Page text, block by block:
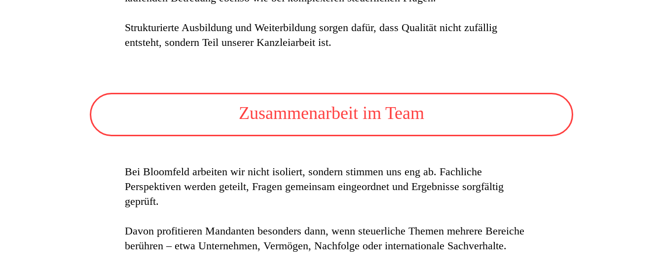
Strukturierte Ausbildung und Weiterbildung sorgen dafür, dass Qualität nicht zufällig
entsteht, sondern Teil unserer Kanzleiarbeit ist.
Zusammenarbeit im Team
Bei Bloomfeld arbeiten wir nicht isoliert, sondern stimmen uns eng ab. Fachliche
Perspektiven werden geteilt, Fragen gemeinsam eingeordnet und Ergebnisse sorgfältig
geprüft.
Davon profitieren Mandanten besonders dann, wenn steuerliche Themen mehrere Bereiche
berühren – etwa Unternehmen, Vermögen, Nachfolge oder internationale Sachverhalte.